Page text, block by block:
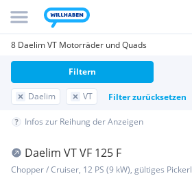
8 Daelim VT Motorräder und Quads
Daelim VT Filter zurücksetzen
Filtern
Infos zur Reihung der Anzeigen
Daelim VT VF 125 F
Chopper / Cruiser, 12 PS (9 kW), gültiges Pickerl